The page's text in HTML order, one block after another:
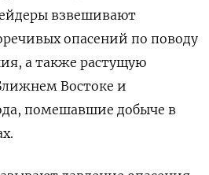
взвешивают
опасений по поводу
а также растущую
Востоке и
помешавшие добыче в